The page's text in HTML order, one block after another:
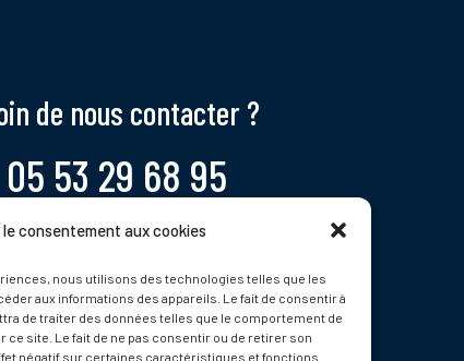
le consentement aux cookies
nous utilisons des technologies telles que les
aux informations des appareils. Le fait de consentir à
de traiter des données telles que le comportement de
ce site. Le fait de ne pas consentir ou de retirer son
négatif sur certaines caractéristiques et fonctions.
de nous contacter ?
05 53 29 68 95
Vendredi, 9 - 12h